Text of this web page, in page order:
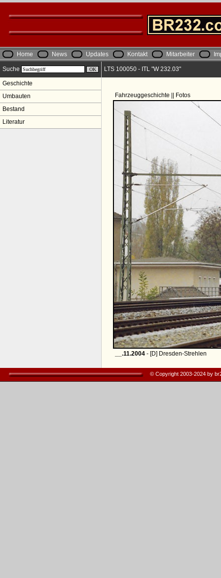
Home News Updates Kontakt Mitarbeiter
Suche
Geschichte
Umbauten
Bestand
Literatur
LTS 100050 - ITL "W 232.03"
Fahrzeuggeschichte || Fotos
__.11.2004- [D] Dresden-Strehlen
© Copyright 2003-2024 by